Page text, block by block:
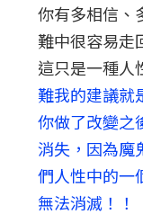
你有多相信、
難中很容易走
這只是一種人
難我的建議就
你做了改變之
消失，因為魔
們人性中的一
無法消滅！！